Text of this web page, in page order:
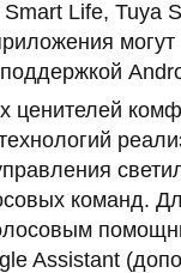
Smart Life, Tuya
могут
ценителей
команд.
Assistant